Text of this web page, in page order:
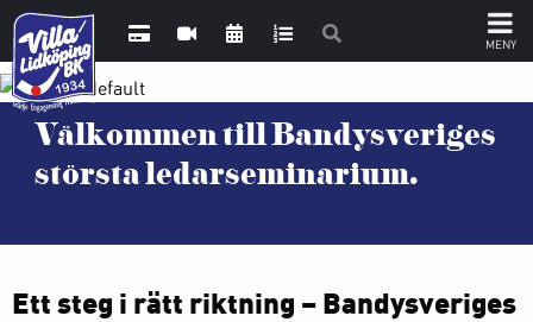
Välkommen till Bandysveriges
största ledarseminarium.
Ett steg i rätt riktning – Bandysveriges